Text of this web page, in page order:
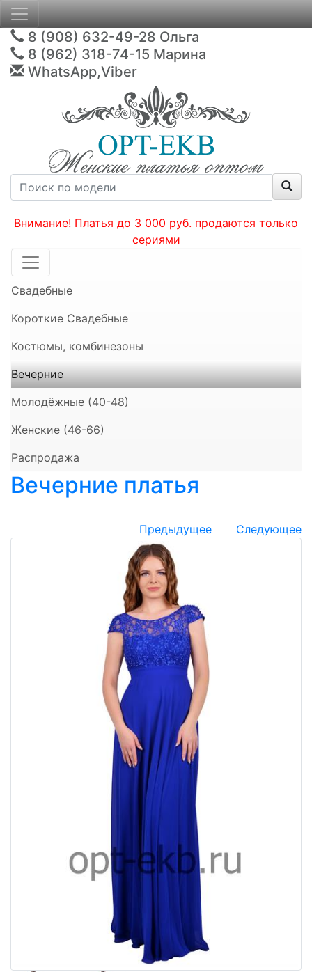
8 (908) 632-49-28 Ольга
8 (962) 318-74-15 Марина
WhatsApp,Viber
Внимание! Платья до 3 000 руб. продаются только
сериями
Свадебные
Короткие Свадебные
Костюмы, комбинезоны
Вечерние
Молодёжные (40-48)
Женские (46-66)
Распродажа
Вечерние платья
Предыдущее Следующее